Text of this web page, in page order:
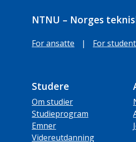
NTNU – Norges
For ansatte | For
Studere
Om studier
Studieprogram
Emner
Videreutdanning